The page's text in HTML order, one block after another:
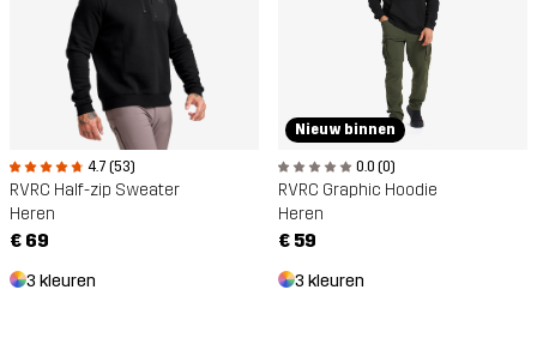
4.7 (53)
RVRC Half-zip Sweater
Heren
€ 69
3 kleuren
Nieuw binnen
0.0 (0)
RVRC Graphic Hoodie
Heren
€ 59
3 kleuren